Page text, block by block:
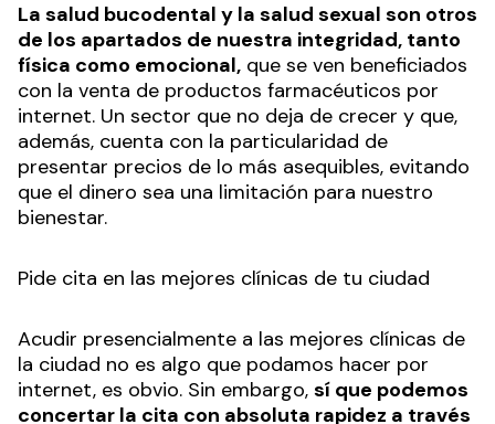
La salud bucodental y la salud sexual son otros
de los apartados de nuestra integridad, tanto
física como emocional, que se ven beneficiados
con la venta de productos farmacéuticos por
internet. Un sector que no deja de crecer y que,
además, cuenta con la particularidad de
presentar precios de lo más asequibles, evitando
que el dinero sea una limitación para nuestro
bienestar.
Pide cita en las mejores clínicas de tu ciudad
Acudir presencialmente a las mejores clínicas de
la ciudad no es algo que podamos hacer por
internet, es obvio. Sin embargo, sí que podemos
concertar la cita con absoluta rapidez a través